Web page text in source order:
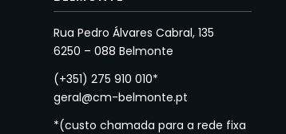
Rua Pedro Álvares Cabral, 135
6250 – 088 Belmonte
(+351) 275 910 010*
geral@cm-belmonte.pt
*(custo chamada para a rede fixa